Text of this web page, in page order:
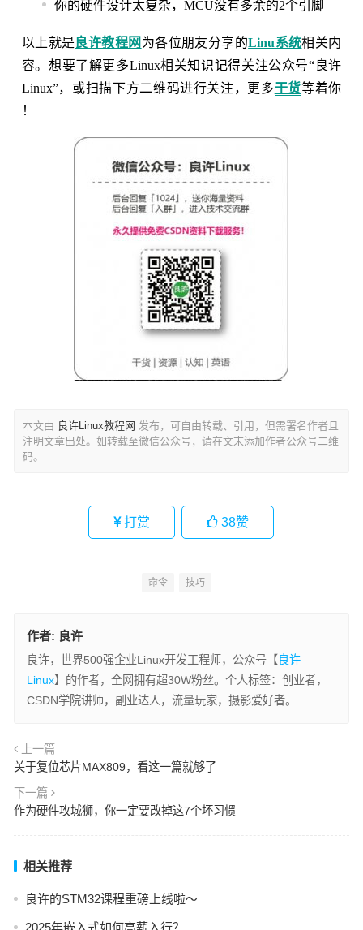
你的硬件设计太复杂，MCU没有多余的2个引脚
以上就是 良许教程网 为各位朋友分享的Linu系统相关内
容。想要了解更多Linux相关知识记得关注公众号“良许
Linux”，或扫描下方二维码进行关注，更多干货等着你
！
本文由 良许Linux教程网 发布，可自由转载、引用，但需署名作者且
注明文章出处。如转载至微信公众号，请在文末添加作者公众号二维
码。
打赏 38赞
命令 技巧
作者: 良许
良许，世界500强企业Linux开发工程师，公众号【 良许
Linux】的作者，全网拥有超30W粉丝。个人标签：创业者，
CSDN学院讲师，副业达人，流量玩家，摄影爱好者。
上一篇
关于复位芯片MAX809，看这一篇就够了
下一篇
作为硬件攻城狮，你一定要改掉这7个坏习惯
相关推荐
良许的STM32课程重磅上线啦～
2025年嵌入式如何高薪入行？